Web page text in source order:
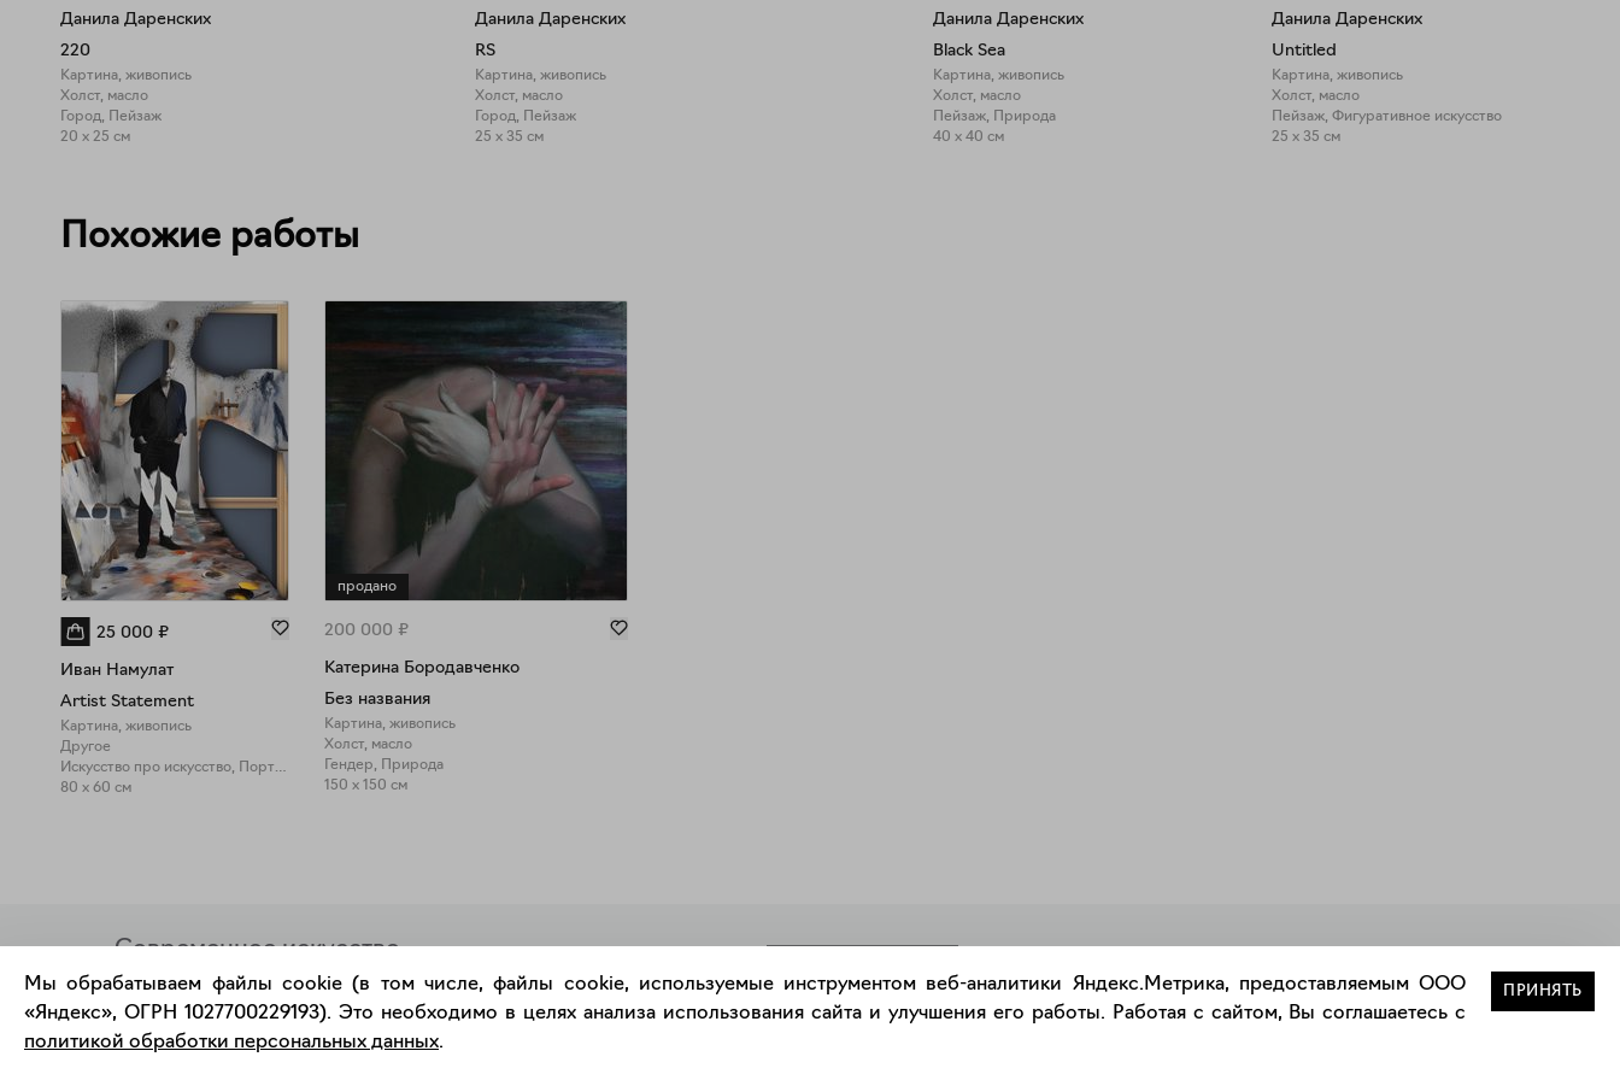
Данила Даренских
220
Картина, живопись
Холст, масло
Город, Пейзаж
20 x 25 см
Данила Даренских
RS
Картина, живопись
Холст, масло
Город, Пейзаж
25 x 35 см
Данила Даренских
Black Sea
Картина, живопись
Холст, масло
Пейзаж, Природа
40 x 40 см
Данила Даренских
Untitled
Картина, живопись
Холст, масло
Пейзаж, Фигуративное искусство
25 x 35 см
Похожие работы
25 000 ₽
Иван Намулат
Artist Statement
Картина, живопись
Другое
Искусство про искусство, Портрет
80 x 60 см
продано
200 000 ₽
Катерина Бородавченко
Без названия
Картина, живопись
Холст, масло
Гендер, Природа
150 x 150 см
Современное искусство
онлайн
Мы обрабатываем файлы cookie (в том числе, файлы cookie, используемые инструментом веб-аналитики Яндекс.Метрика, предоставляемым ООО
«Яндекс», ОГРН 1027700229193). Это необходимо в целях анализа использования сайта и улучшения его работы. Работая с сайтом, Вы соглашаетесь с
политикой обработки персональных данных.
ПРИНЯТЬ